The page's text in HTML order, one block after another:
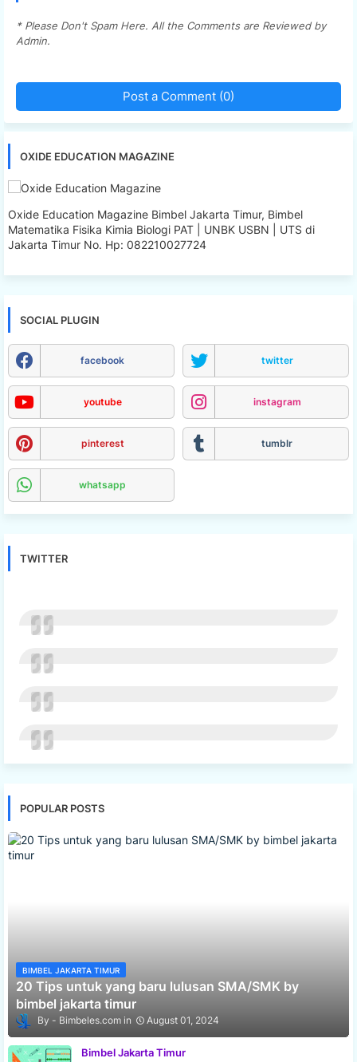
* Please Don't Spam Here. All the Comments are Reviewed by
Admin.
Post a Comment (0)
OXIDE EDUCATION MAGAZINE
Oxide Education Magazine Bimbel Jakarta Timur, Bimbel
Matematika Fisika Kimia Biologi PAT | UNBK USBN | UTS di
Jakarta Timur No. Hp: 082210027724
SOCIAL PLUGIN
facebook twitter
youtube instagram
pinterest tumblr
whatsapp
TWITTER
POPULAR POSTS
BIMBEL JAKARTA TIMUR
20 Tips untuk yang baru lulusan SMA/SMK by
bimbel jakarta timur
Bimbeles.com August 01, 2024
Bimbel Jakarta Timur